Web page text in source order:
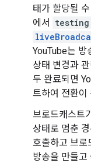
태가 할당될
에서
testing
YouTube는 방
상태 변경과
두 완료되면
트하여 전환이
브로드캐스트
상태로 멈춘
호출하고 브로
방송을 만들고